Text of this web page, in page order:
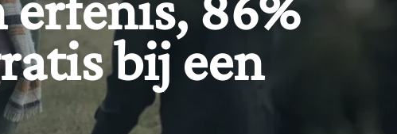
bij een